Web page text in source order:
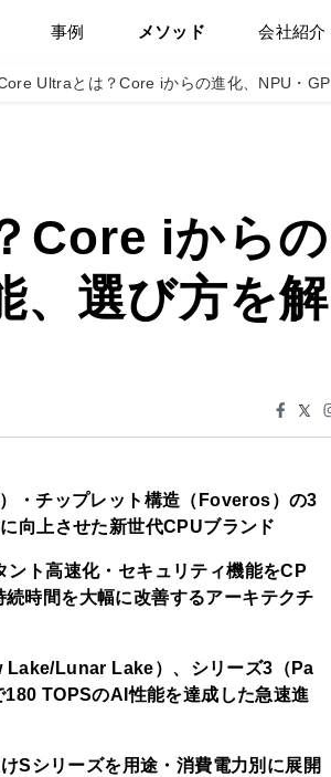
事例 メソッド 会社紹介
Ultraとは？Core iからの進化、NPU・
Core iからの
、選び方を解
・チップレット構造（Foveros）の3
向上させた新世代CPUブランド
ト高速化・セキュリティ機能をCP
時間を大幅に改善するアーキテクチ
Lunar Lake）、シリーズ3（Pa
TOPSのAI性能を達成した急速進
Sシリーズを用途・消費電力別に展開